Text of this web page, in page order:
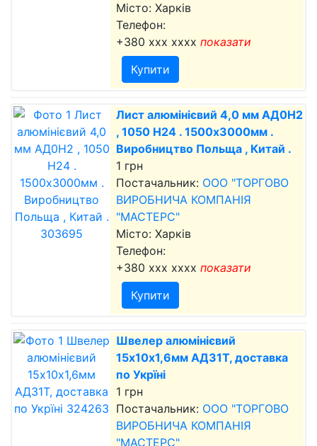
Місто: Харків
Телефон:
+380 xxx xxxx показати
Купити
Лист алюмінієвий 4,0 мм АД0Н2
, 1050 Н24 . 1500х3000мм .
Виробництво Польща , Китай .
1 грн
Постачальник: ООО "ТОРГОВО
ВИРОБНИЧА КОМПАНІЯ
"МАСТЕРС"
Місто: Харків
Телефон:
+380 xxx xxxx показати
Купити
Швелер алюмінієвий
15х10х1,6мм АД31Т, доставка
по Укрїні
1 грн
Постачальник: ООО "ТОРГОВО
ВИРОБНИЧА КОМПАНІЯ
"МАСТЕРС"